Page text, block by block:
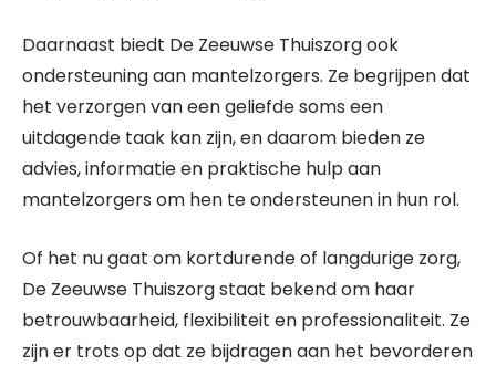
Daarnaast biedt De Zeeuwse Thuiszorg ook
ondersteuning aan mantelzorgers. Ze begrijpen dat
het verzorgen van een geliefde soms een
uitdagende taak kan zijn, en daarom bieden ze
advies, informatie en praktische hulp aan
mantelzorgers om hen te ondersteunen in hun rol.
Of het nu gaat om kortdurende of langdurige zorg,
De Zeeuwse Thuiszorg staat bekend om haar
betrouwbaarheid, flexibiliteit en professionaliteit. Ze
zijn er trots op dat ze bijdragen aan het bevorderen